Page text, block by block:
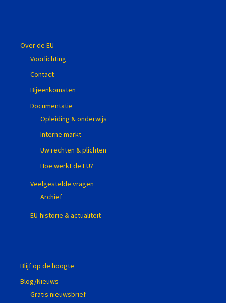
Over de EU
Voorlichting
Contact
Bijeenkomsten
Documentatie
Opleiding & onderwijs
Interne markt
Uw rechten & plichten
Hoe werkt de EU?
Veelgestelde vragen
Archief
EU-historie & actualiteit
Blijf op de hoogte
Blog/Nieuws
Gratis nieuwsbrief